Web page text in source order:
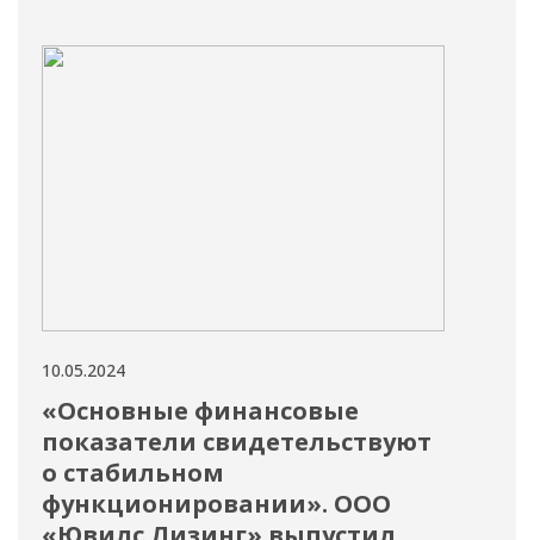
10.05.2024
«Основные финансовые
показатели свидетельствуют
о стабильном
функционировании». ООО